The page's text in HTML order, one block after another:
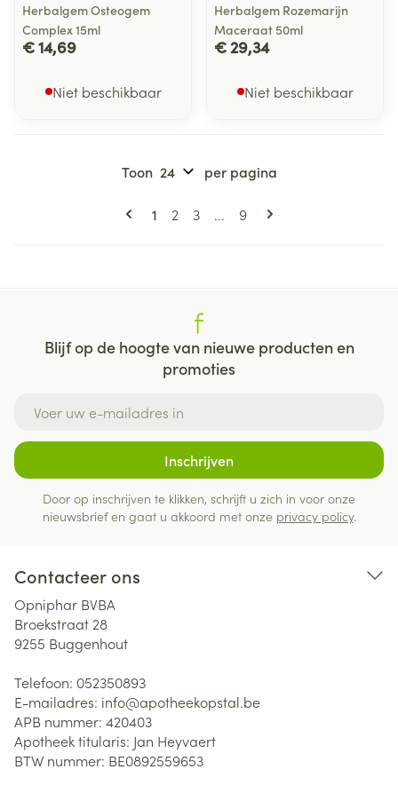
Herbalgem Osteogem
Complex 15ml
€ 14,69
Niet beschikbaar
Herbalgem Rozemarijn
Maceraat 50ml
€ 29,34
Niet beschikbaar
Pagina's
U lees momenteel pagina
1 Pagina
2 Pagina
3 ... Pagina
9
Toon per pagina
Blijf op de hoogte van nieuwe producten en
promoties
Inschrijven
Door op inschrijven te klikken, schrijft u zich in voor onze
nieuwsbrief en gaat u akkoord met onze privacy policy.
Contacteer ons
Opniphar BVBA
Broekstraat 28
9255 Buggenhout
Telefoon: 052350893
E-mailadres: info@apotheekopstal.be
APB nummer: 420403
Apotheek titularis: Jan Heyvaert
BTW nummer: BE0892559653